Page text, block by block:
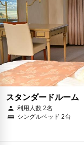
スタンダードルーム
利用人数 2名
シングルベッド 2台